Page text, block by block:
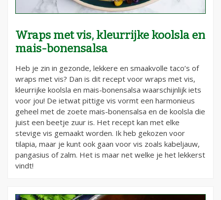
Wraps met vis, kleurrijke koolsla en
mais-bonensalsa
Heb je zin in gezonde, lekkere en smaakvolle taco’s of
wraps met vis? Dan is dit recept voor wraps met vis,
kleurrijke koolsla en mais-bonensalsa waarschijnlijk iets
voor jou! De ietwat pittige vis vormt een harmonieus
geheel met de zoete mais-bonensalsa en de koolsla die
juist een beetje zuur is. Het recept kan met elke
stevige vis gemaakt worden. Ik heb gekozen voor
tilapia, maar je kunt ook gaan voor vis zoals kabeljauw,
pangasius of zalm. Het is maar net welke je het lekkerst
vindt!